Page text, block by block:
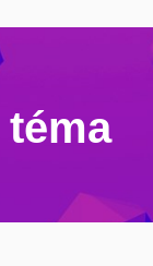
téma